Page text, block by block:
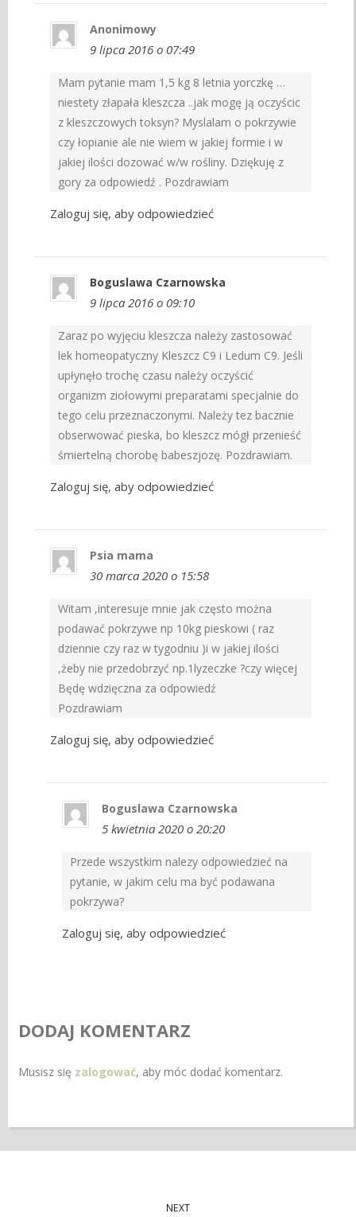
Anonimowy
9 lipca 2016 o 07:49
Mam pytanie mam 1,5 kg 8 letnia yorczkę …
niestety złapała kleszcza ..jak mogę ją oczyścic
z kleszczowych toksyn? Myslalam o pokrzywie
czy łopianie ale nie wiem w jakiej formie i w
jakiej ilości dozować w/w rośliny. Dziękuję z
gory za odpowiedź . Pozdrawiam
Zaloguj się, aby odpowiedzieć
Boguslawa Czarnowska
9 lipca 2016 o 09:10
Zaraz po wyjęciu kleszcza należy zastosować
lek homeopatyczny Kleszcz C9 i Ledum C9. Jeśli
upłynęło trochę czasu należy oczyścić
organizm ziołowymi preparatami specjalnie do
tego celu przeznaczonymi. Należy tez bacznie
obserwować pieska, bo kleszcz mógł przenieść
śmiertelną chorobę babeszjozę. Pozdrawiam.
Zaloguj się, aby odpowiedzieć
Psia mama
30 marca 2020 o 15:58
Witam ,interesuje mnie jak często można
podawać pokrzywe np 10kg pieskowi ( raz
dziennie czy raz w tygodniu )i w jakiej ilości
,żeby nie przedobrzyć np.1lyzeczke ?czy więcej
Będę wdzięczna za odpowiedź
Pozdrawiam
Zaloguj się, aby odpowiedzieć
Boguslawa Czarnowska
5 kwietnia 2020 o 20:20
Przede wszystkim nalezy odpowiedzieć na
pytanie, w jakim celu ma być podawana
pokrzywa?
Zaloguj się, aby odpowiedzieć
DODAJ KOMENTARZ
Musisz się zalogować, aby móc dodać komentarz.
NEXT